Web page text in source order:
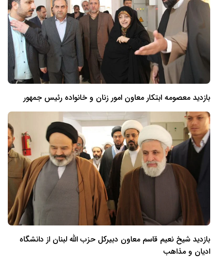
بازدید معصومه ابتکار معاون امور زنان و خانواده رئیس جمهور
بازدید شیخ نعیم قاسم معاون دبیرکل حزب الله لبنان از دانشگاه
ادیان و مذاهب